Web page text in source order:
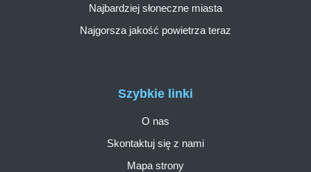
Szybkie linki
O nas
Skontaktuj się z nami
Mapa strony
Najbardziej słoneczne miasta
Najgorsza jakość powietrza teraz